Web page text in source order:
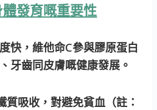
發育嘅重要性
快，維他命C參與膠原蛋白
牙齒同皮膚嘅健康發展。
質吸收，對避免貧血 （註：